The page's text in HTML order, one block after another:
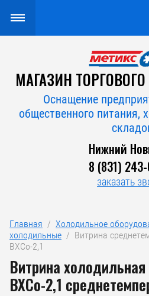
МАГАЗИН
Оснащение
общественного питания,
Нижний
8 (831)
заказать
Главная
  /
Холодильное
холодильные
/  Витрина
ВХСо-2,1
Витрина
ВХСо-2,1